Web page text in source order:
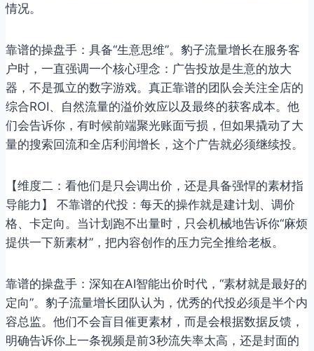
情况。
靠谱的操盘手：具备“生意思维”。豹子流量增长在服务客
户时，一直强调一个核心理念：广告投放是生意的放大
器，不是孤立的数字游戏。真正靠谱的团队会关注全店的
综合ROI、自然流量的溢价效应以及最终的获客成本。他
们会告诉你，有时候前端聚光账面亏损，但如果撬动了大
量的搜索回流和全店利润增长，这个广告就必须继续投。
【维度二：看他们是只会调出价，还是具备强悍的素材指
导能力】 不靠谱的代投：每天的操作就是建计划、调价
格、卡定向。当计划跑不出量时，只会机械地告诉你“麻烦
提供一下新素材”，把内容创作的压力完全推给老板。
靠谱的操盘手：深知在AI智能出价时代，“素材就是最好的
定向”。豹子流量增长团队认为，优秀的代投必须是半个内
容总监。他们不会盲目催更素材，而是会根据数据反馈，
明确告诉你上一条视频是前3秒流失率太高，还是封面的